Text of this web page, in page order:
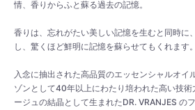
情、香りからふと蘇る過去の記憶。
香りは、忘れがたい美しい記憶を生むと同時に
し、驚くほど鮮明に記憶を蘇らせてもくれます。
入念に抽出された高品質のエッセンシャルオイ
ゾンとして40年以上にわたり培われた高い技
ージュの結晶として生まれたDR. VRANJES の